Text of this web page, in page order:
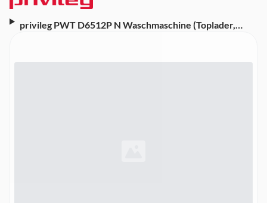
privileg PWT D6512P N Waschmaschine (Toplader,